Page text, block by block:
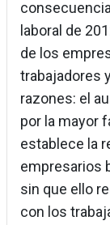
laboral de
de los
trabajadores
razones: el
por la mayor
establece la
empresarios
sin que ello
con los